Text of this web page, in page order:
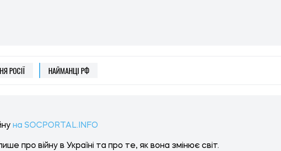
РОСІЇ НАЙМАНЦІ РФ
на SOCPORTAL.INFO
про війну в Україні та про те, як вона змінює світ.